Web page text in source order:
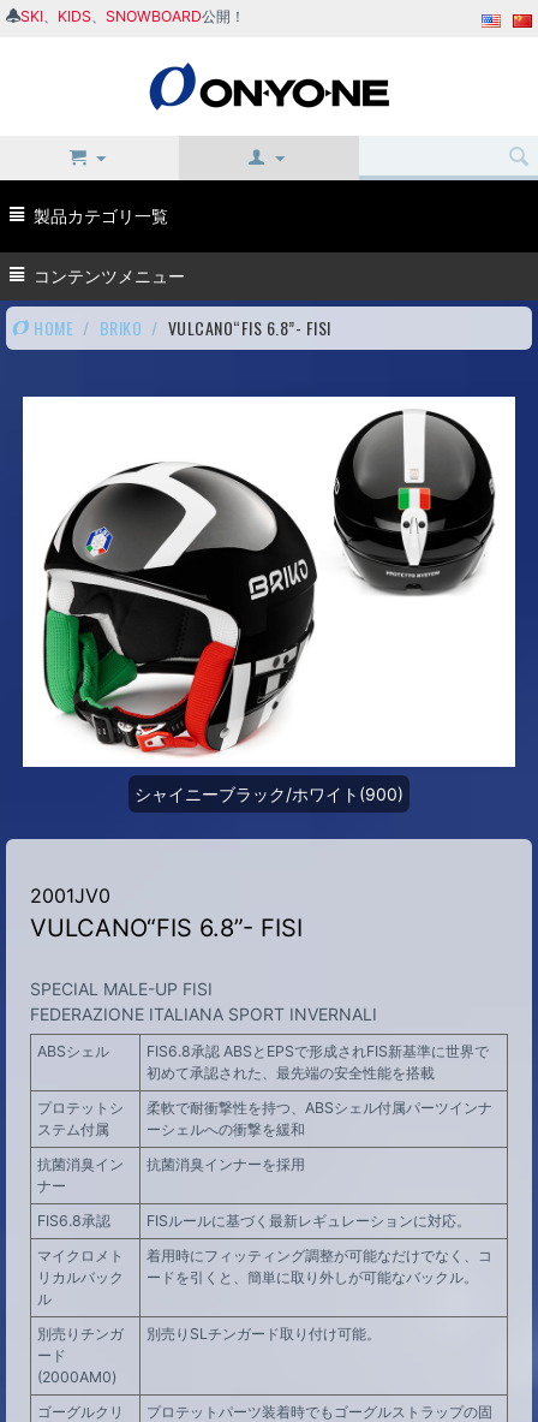
SKI KIDS SNOWBOARD公開！
製品カテゴリ一覧
コンテンツメニュー
HOME / BRIKO / VULCANO“FIS 6.8”- FISI
シャイニーブラック/ホワイト(900)
2001JV0
VULCANO“FIS 6.8”- FISI
SPECIAL MALE-UP FISI
FEDERAZIONE ITALIANA SPORT INVERNALI
ABSシェル
FIS6.8承認 ABSとEPSで形成されFIS新基準に世界で
初めて承認された、最先端の安全性能を搭載
プロテットシ
ステム付属
柔軟で耐衝撃性を持つ、ABSシェル付属パーツインナ
ーシェルへの衝撃を緩和
抗菌消臭イン
ナー
抗菌消臭インナーを採用
FIS6.8承認
FISルールに基づく最新レギュレーションに対応。
マイクロメト
リカルバック
ル
着用時にフィッティング調整が可能なだけでなく、コ
ードを引くと、簡単に取り外しが可能なバックル。
別売りチンガ
ード
(2000AM0)
別売りSLチンガード取り付け可能。
ゴーグルクリ
プロテットパーツ装着時でもゴーグルストラップの固